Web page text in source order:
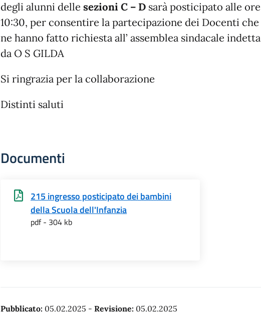
degli alunni delle sezioni C – D sarà posticipato alle ore
10:30, per consentire la partecipazione dei Docenti che
ne hanno fatto richiesta all’ assemblea sindacale indetta
da O S GILDA
Si ringrazia per la collaborazione
Distinti saluti
Documenti
215 ingresso posticipato dei bambini
della Scuola dell'Infanzia
pdf - 304 kb
Pubblicato: 05.02.2025 - Revisione: 05.02.2025